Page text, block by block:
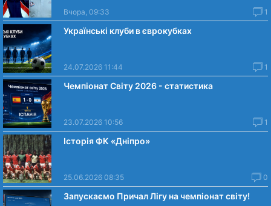
Вчора, 09:33 1
Українські клуби в єврокубках
24.07.2026 11:44 1
Чемпіонат Світу 2026 - статистика
23.07.2026 10:56 1
Історія ФК «Дніпро»
25.06.2026 08:35 0
Запускаємо Причал Лігу на чемпіонат світу!